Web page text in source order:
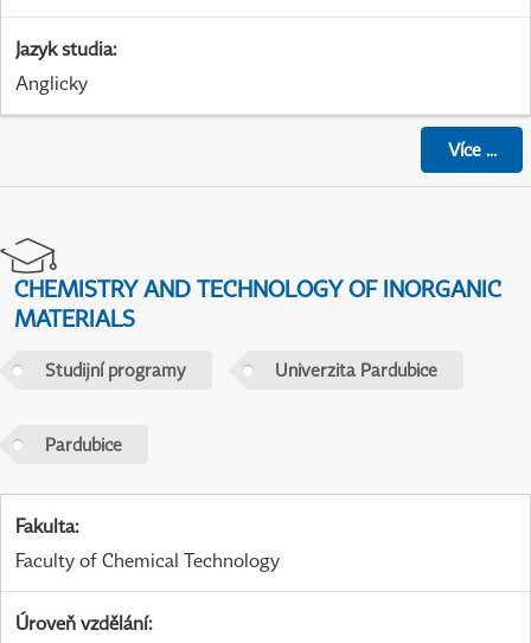
Jazyk studia:
Anglicky
Více...
CHEMISTRY AND TECHNOLOGY OF INORGANIC
MATERIALS
Studijní programy Univerzita Pardubice
Pardubice
Fakulta:
Faculty of Chemical Technology
Úroveň vzdělání: